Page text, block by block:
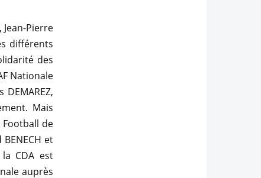
Pierre
différents
des
Nationale
DEMAREZ,
Mais
Football de
et
la CDA est
auprès